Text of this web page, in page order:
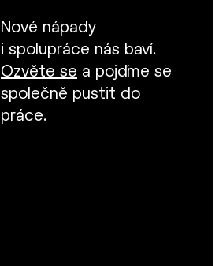
Nové nápady
i spolupráce nás baví.
Ozvěte se a pojďme se
společně pustit do
práce.